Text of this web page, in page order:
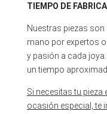
TIEMPO DE
Nuestras piezas
mano por expertos
y pasión a cada
un tiempo
Si necesitas tu
ocasión especial, te